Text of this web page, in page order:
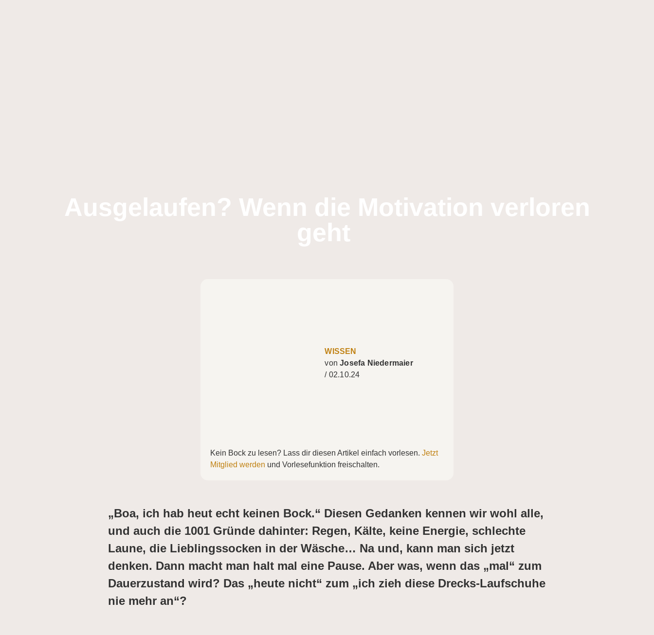
Ausgelaufen? Wenn die Motivation verloren
geht
WISSEN
Josefa Niedermaier
/ 02.10.24
Kein Bock zu lesen? Lass dir diesen Artikel einfach vorlesen. Jetzt
Mitglied werden und Vorlesefunktion freischalten.
„Boa, ich hab heut echt keinen Bock.“ Diesen Gedanken kennen wir wohl alle,
und auch die 1001 Gründe dahinter: Regen, Kälte, keine Energie, schlechte
Laune, die Lieblingssocken in der Wäsche… Na und, kann man sich jetzt
denken. Dann macht man halt mal eine Pause. Aber was, wenn das „mal“ zum
Dauerzustand wird? Das „heute nicht“ zum „ich zieh diese Drecks-Laufschuhe
nie mehr an“?